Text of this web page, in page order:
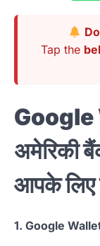
Tap the
Google
अमेरिकी
आपके लिए
1. Google